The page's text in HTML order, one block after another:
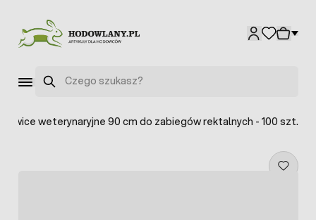
Szukaj
weterynaryjne 90 cm do zabiegów rektalnych - 100 szt.